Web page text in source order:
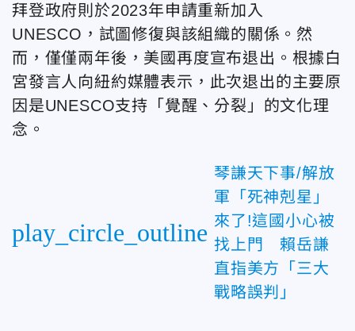
拜登政府則於2023年申請重新加入
UNESCO，試圖修復與該組織的關係。然
而，僅僅兩年後，美國再度宣布退出。根據白
宮發言人向紐約媒體表示，此次退出的主要原
因是UNESCO支持「覺醒、分裂」的文化理
念。
play_circle_outline
琴謙天下事/解放
軍「死神剋星」
來了!這國小心被
找上門 賴岳謙
直指美方「三大
戰略誤判」